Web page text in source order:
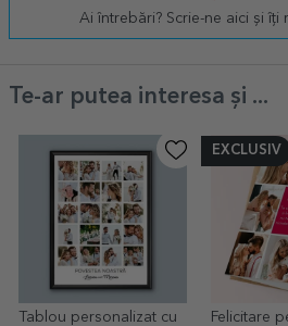
Ai întrebări? Scrie-ne aici și îți
Te-ar putea interesa și ...
Tablou personalizat cu
EXCLUSIV
Felicitare